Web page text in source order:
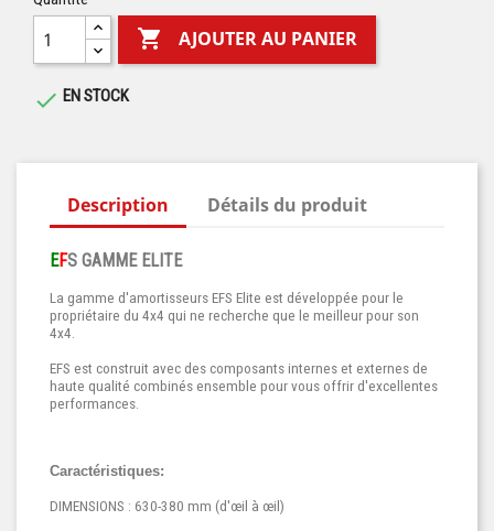
 AJOUTER AU PANIER
 EN STOCK
Description Détails du produit
EFS GAMME ELITE
La gamme d'amortisseurs EFS Elite est développée pour le
propriétaire du 4x4 qui ne recherche que le meilleur pour son
4x4.
EFS est construit avec des composants internes et externes de
haute qualité combinés ensemble pour vous offrir d'excellentes
performances.
Caractéristiques:
DIMENSIONS : 630-380 mm (d'œil à œil)